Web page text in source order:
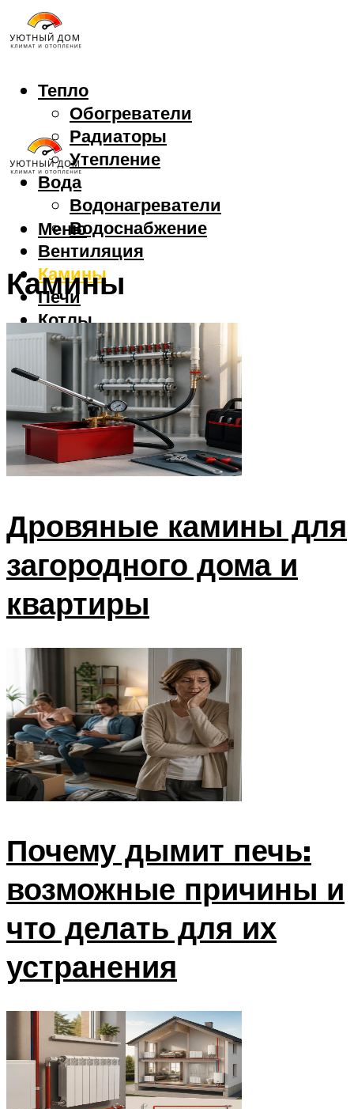
Тепло
Обогреватели
Радиаторы
Утепление
Вода
Водонагреватели
Водоснабжение
Вентиляция
Камины
Печи
Котлы
Меню
Меню
Камины
Дровяные камины для
загородного дома и
квартиры
Почему дымит печь:
возможные причины и
что делать для их
устранения